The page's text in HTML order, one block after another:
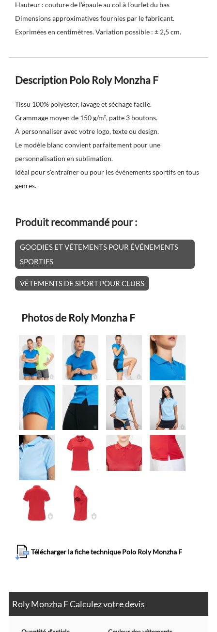
Hauteur : couture de l'épaule au col à l'ourlet du bas
Dimensions approximatives fournies par le fabricant.
Exprimées en centimètres. Variation possible : ± 2,5 cm.
Description Polo Roly Monzha F
Tissu 100% polyester, lavage et séchage facile.
Grammage moyen de 150 g/m², patte 3 boutons.
À personnaliser avec votre logo, texte ou design.
Le modèle blanc convient parfaitement pour une
personnalisation en sublimation.
Idéal pour s'entraîner ou pour les événements sportifs en tous
genres.
Produit recommandé pour :
GOODIES ET VÊTEMENTS POUR ÉVÉNEMENTS
SPORTIFS
VÊTEMENTS DE SPORT POUR CLUBS
Photos de Roly Monzha F
Télécharger la fiche technique Polo Roly Monzha F
Roly Monzha F Calculez votre devis